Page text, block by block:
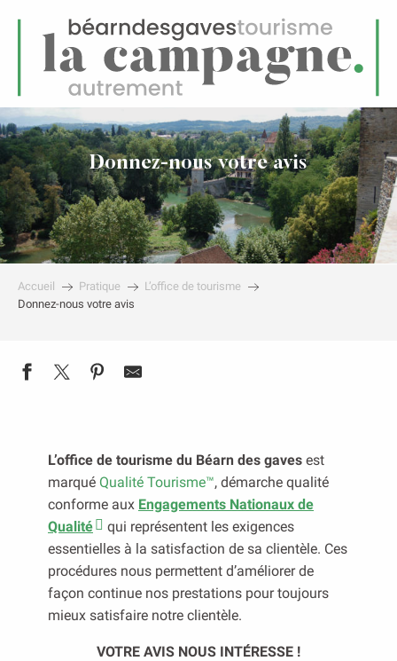
Menu
Donnez-nous votre avis
Accueil Pratique
L’office de tourisme
Donnez-nous votre avis
L’office de tourisme du Béarn des gaves est
marqué Qualité Tourisme™, démarche qualité
conforme aux Engagements Nationaux de
Qualité
qui représentent les exigences
essentielles à la satisfaction de sa clientèle. Ces
procédures nous permettent d’améliorer de
façon continue nos prestations pour toujours
mieux satisfaire notre clientèle.
VOTRE AVIS NOUS INTÉRESSE !